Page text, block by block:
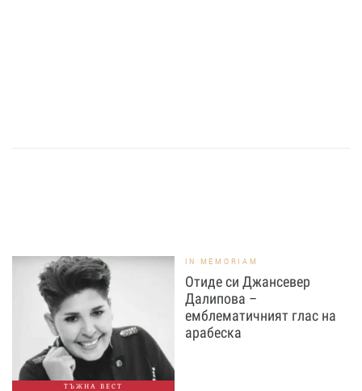
ТЪЖНА ВЕСТ
IN MEMORIAM
Отиде си Джансевер
Далипова –
емблематичният глас на
арабеска